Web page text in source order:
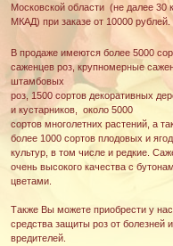
Московской области (не далее 30
МКАД) при заказе от 10000 рублей.
В продаже имеются более 5000
саженцев роз, крупномерные
штамбовых
роз, 1500 сортов декоративных
и кустарников, около 5000
сортов многолетних растений, а
более 1000 сортов плодовых и
культур, в том числе и редкие.
очень высокого качества с
цветами.
Также Вы можете приобрести у нас
средства защиты роз от болезней и
вредителей.